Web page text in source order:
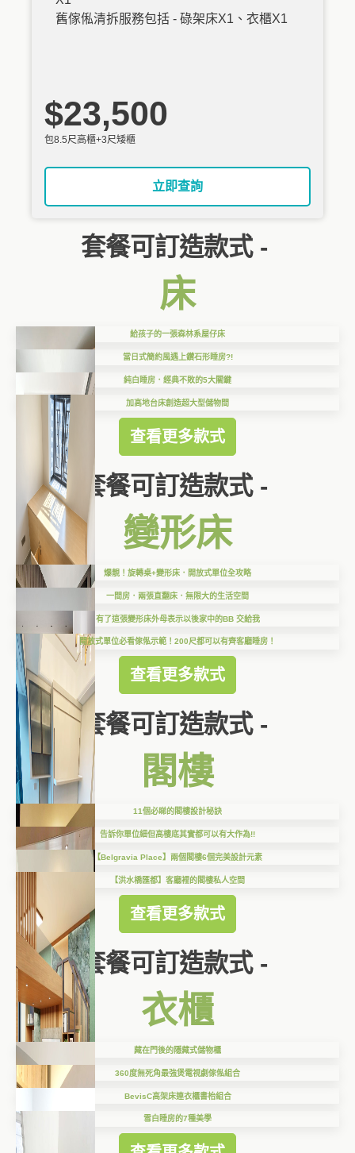
舊傢俬清拆服務包括 - 碌架床X1、衣櫃X1
$23,500
包8.5尺高櫃+3尺矮櫃
立即查詢
套餐可訂造款式 -
床
給孩子的一張森林系屋仔床
當日式簡約風遇上鑽石形睡房?!
純白睡房．經典不敗的5大關鍵
加高地台床創造超大型儲物間
查看更多款式
套餐可訂造款式 -
變形床
爆靚！旋轉桌+變形床．開放式單位全攻略
一間房．兩張直翻床．無限大的生活空間
有了這張變形床外母表示以後家中的BB 交給我
開放式單位必看傢俬示範！200尺都可以有齊客廳睡房！
查看更多款式
套餐可訂造款式 -
閣樓
11個必睇的閣樓設計秘訣
告訴你單位細但高樓底其實都可以有大作為!!
【Belgravia Place】兩個閣樓6個完美設計元素
【洪水橋匯都】客廳裡的閣樓私人空間
查看更多款式
套餐可訂造款式 -
衣櫃
藏在門後的隱藏式儲物櫃
360度無死角最強煲電視劇傢俬組合
BevisC高架床連衣櫃書枱組合
雪白睡房的7種美學